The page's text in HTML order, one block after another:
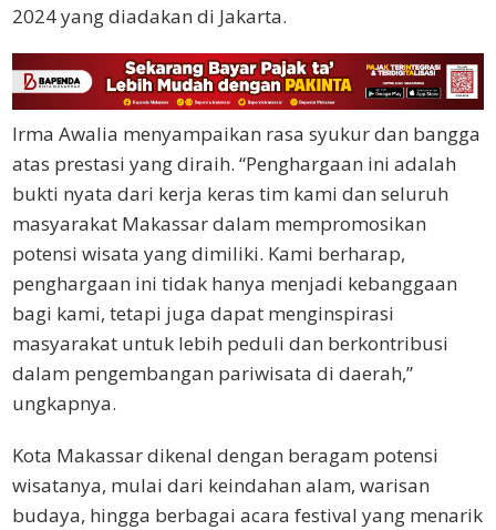
2024 yang diadakan di Jakarta.
Irma Awalia menyampaikan rasa syukur dan bangga
atas prestasi yang diraih. “Penghargaan ini adalah
bukti nyata dari kerja keras tim kami dan seluruh
masyarakat Makassar dalam mempromosikan
potensi wisata yang dimiliki. Kami berharap,
penghargaan ini tidak hanya menjadi kebanggaan
bagi kami, tetapi juga dapat menginspirasi
masyarakat untuk lebih peduli dan berkontribusi
dalam pengembangan pariwisata di daerah,”
ungkapnya.
Kota Makassar dikenal dengan beragam potensi
wisatanya, mulai dari keindahan alam, warisan
budaya, hingga berbagai acara festival yang menarik